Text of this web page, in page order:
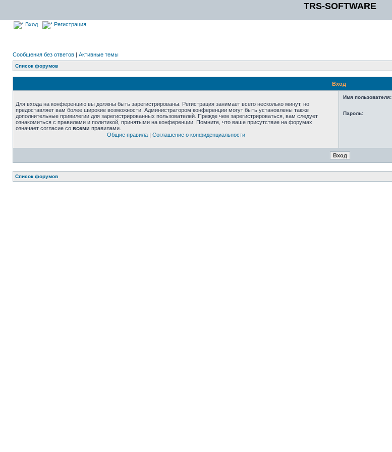
TRS-SOFTWARE
Вход Регистрация
Сообщения без ответов | Активные темы
Список форумов
Вход
Для входа на конференцию вы должны быть зарегистрированы. Регистрация занимает всего несколько минут, но
предоставляет вам более широкие возможности. Администратором конференции могут быть установлены также
дополнительные привилегии для зарегистрированных пользователей. Прежде чем зарегистрироваться, вам следует
ознакомиться с правилами и политикой, принятыми на конференции. Помните, что ваше присутствие на форумах
означает согласие со всеми правилами.
Общие правила| Соглашение о конфиденциальности
Имя пользователя:
Пароль:
Список форумов